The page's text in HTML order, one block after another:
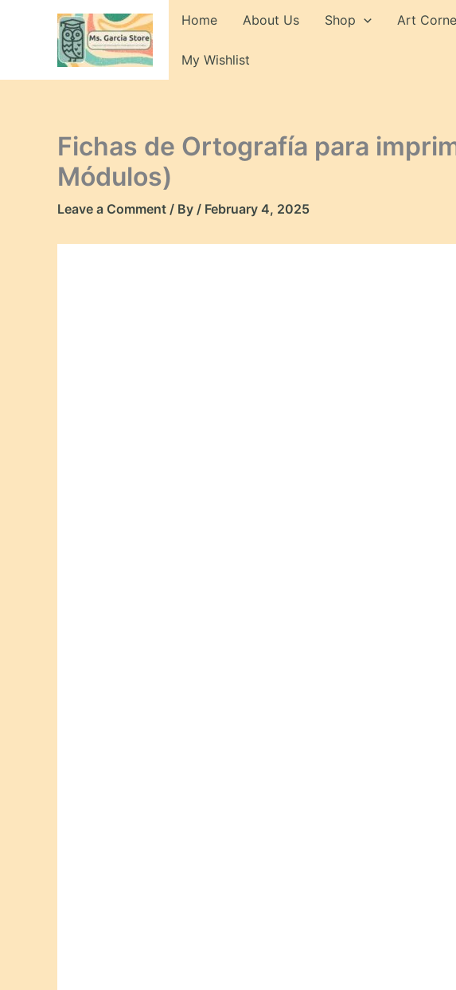
Home About Us Shop Art
My Wishlist
Fichas de Ortografía para
Módulos)
Leave a Comment / By / February 4, 2025